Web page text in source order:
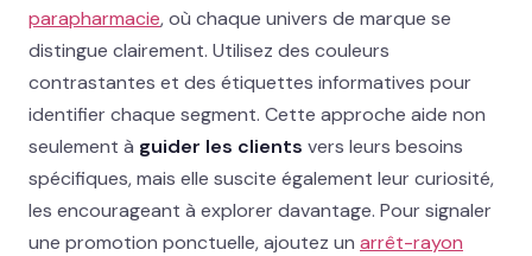
parapharmacie, où chaque univers de marque se
distingue clairement. Utilisez des couleurs
contrastantes et des étiquettes informatives pour
identifier chaque segment. Cette approche aide non
seulement à guider les clients vers leurs besoins
spécifiques, mais elle suscite également leur curiosité,
les encourageant à explorer davantage. Pour signaler
une promotion ponctuelle, ajoutez un arrêt-rayon